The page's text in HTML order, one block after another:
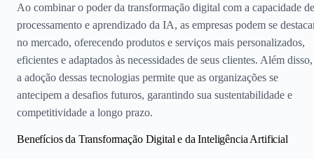
Ao combinar o poder da transformação digital com a capacidade de
processamento e aprendizado da IA, as empresas podem se
no mercado, oferecendo produtos e serviços mais personalizados,
eficientes e adaptados às necessidades de seus clientes. Além disso,
a adoção dessas tecnologias permite que as organizações se
antecipem a desafios futuros, garantindo sua sustentabilidade e
competitividade a longo prazo.
Benefícios da Transformação Digital e da Inteligência Artificial